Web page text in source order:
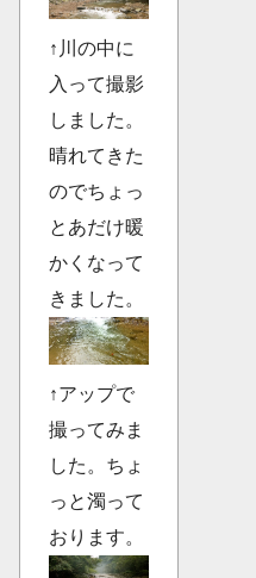
↑川の中に
入って撮影
しました。
晴れてきた
のでちょっ
とあだけ暖
かくなって
きました。
↑アップで
撮ってみま
した。ちょ
っと濁って
おります。